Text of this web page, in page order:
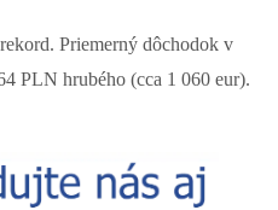
Priemerný dôchodok v
PLN hrubého (cca 1 060 eur).